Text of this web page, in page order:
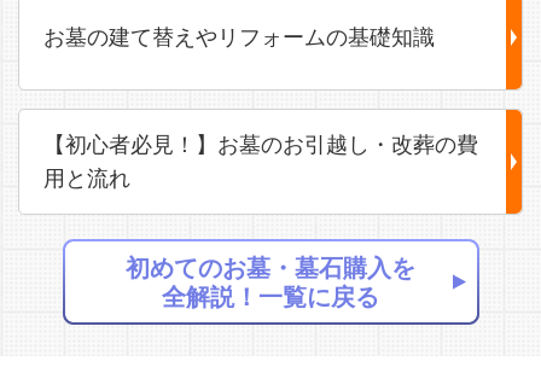
お墓の建て替えやリフォームの基礎知識
【初心者必見！】お墓のお引越し・改葬の費
用と流れ
初めてのお墓・墓石購入を
全解説！一覧に戻る